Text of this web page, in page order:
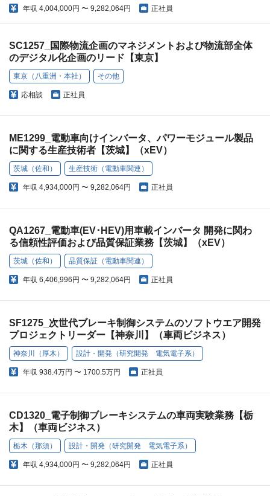
年収 4,004,000円 〜 9,282,064円 正社員
SC1257_国際物流企画のマネジメントおよび物流部全体
のデジタル化企画のリード【東京】
東京（八重洲・本社） その他
応相談 正社員
ME1299_電動車向けインバータ、パワーモジュール製品
に関する生産技術者【茨城】（xEV）
茨城（佐和） 生産技術（電動車関連）
年収 4,934,000円 〜 9,282,064円 正社員
QA1267_電動車(EV･HEV)用車載インバータ 開発に関わ
る信頼性評価および品質保証業務【茨城】（xEV）
茨城（佐和） 品質保証（電動車関連）
年収 6,406,996円 〜 9,282,064円 正社員
SF1275_次世代ブレーキ制御システムのソフトウエア開発
プロジェクトリーダー【神奈川】（車両ビジネス）
神奈川（厚木） 設計・開発（研究開発 電気電子系）
年収 938.4万円 〜 1700.5万円 正社員
CD1320_電子制御ブレーキシステムの車両実験業務【栃
木】（車両ビジネス）
栃木（那須） 設計・開発（研究開発 電気電子系）
年収 4,934,000円 〜 9,282,064円 正社員